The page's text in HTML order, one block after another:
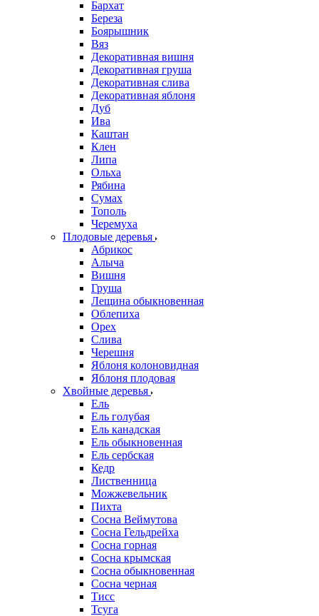
Бархат
Береза
Боярышник
Вяз
Декоративная вишня
Декоративная груша
Декоративная слива
Декоративная яблоня
Дуб
Ива
Каштан
Клен
Липа
Ольха
Рябина
Сумах
Тополь
Черемуха
Плодовые деревья
Абрикос
Алыча
Вишня
Груша
Лещина обыкновенная
Облепиха
Орех
Слива
Черешня
Яблоня колоновидная
Яблоня плодовая
Хвойные деревья
Ель
Ель голубая
Ель канадская
Ель обыкновенная
Ель сербская
Кедр
Лиственница
Можжевельник
Пихта
Сосна Веймутова
Сосна Гельдрейха
Сосна горная
Сосна крымская
Сосна обыкновенная
Сосна черная
Тисс
Тсуга